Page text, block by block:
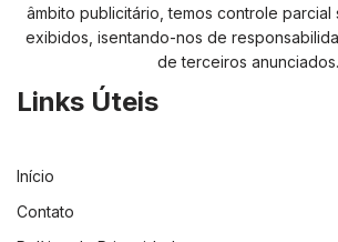
âmbito publicitário, temos controle parcial
exibidos, isentando-nos de
de terceiros anunciados.
Links Úteis
Início
Contato